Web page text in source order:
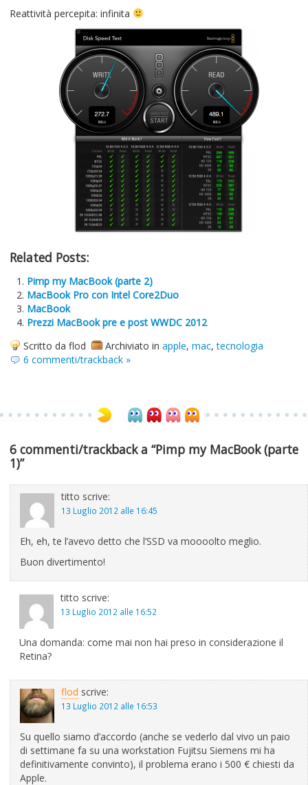
Reattività percepita: infinita
Related Posts:
Pimp my MacBook (parte 2)
MacBook Pro con Intel Core2Duo
MacBook
Prezzi MacBook pre e post WWDC 2012
Scritto da flod
Archiviato in apple, mac,tecnologia
6 commenti/trackback »
6 commenti/trackback a “Pimp my MacBook (parte
1)”
titto scrive:
13 Luglio 2012 alle 16:45
Eh, eh, te l’avevo detto che l’SSD va moooolto meglio.
Buon divertimento!
titto scrive:
13 Luglio 2012 alle 16:52
Una domanda: come mai non hai preso in considerazione il
Retina?
flod scrive:
13 Luglio 2012 alle 16:53
Su quello siamo d’accordo (anche se vederlo dal vivo un paio
di settimane fa su una workstation Fujitsu Siemens mi ha
definitivamente convinto), il problema erano i 500 € chiesti da
Apple.